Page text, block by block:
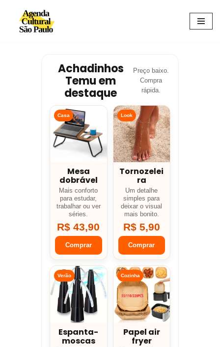
Avançar
Achadinhos
Temu em
destaque
Preço baixo.
Compra
rápida.
Casa
Mesa
dobrável
Mais conforto
para estudar,
trabalhar ou ver
séries.
R$ 43,90
Comprar
Look
Tornozelei
ra
Um detalhe
simples para
deixar o visual
mais bonito.
R$ 5,90
Comprar
Verão
Espanta-
moscas
Cozinha
Papel air
fryer